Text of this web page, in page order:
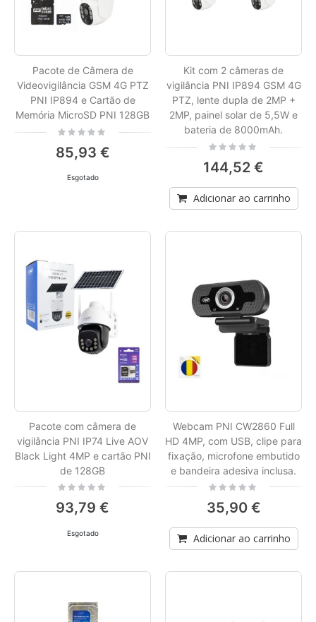
Pacote de Câmera de
Videovigilância GSM 4G PTZ
PNI IP894 e Cartão de
Memória MicroSD PNI 128GB
Rating:
85,93 €
Esgotado
Kit com 2 câmeras de
vigilância PNI IP894 GSM 4G
PTZ, lente dupla de 2MP +
2MP, painel solar de 5,5W e
bateria de 8000mAh.
Rating:
144,52 €
Adicionar ao carrinho
Pacote com câmera de
vigilância PNI IP74 Live AOV
Black Light 4MP e cartão PNI
de 128GB
Rating:
93,79 €
Esgotado
Webcam PNI CW2860 Full
HD 4MP, com USB, clipe para
fixação, microfone embutido
e bandeira adesiva inclusa.
Rating:
35,90 €
Adicionar ao carrinho